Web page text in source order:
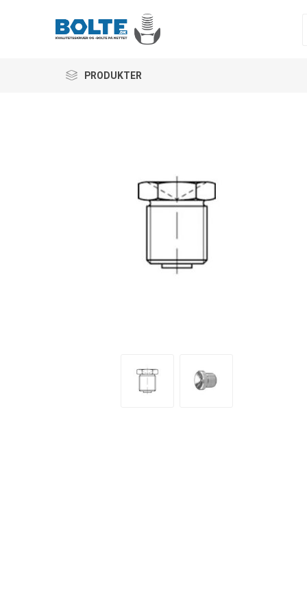
PRODUKTER